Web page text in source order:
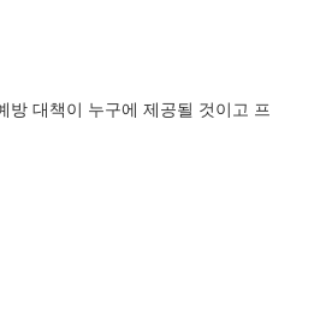
대책이 누구에 제공될 것이고 프